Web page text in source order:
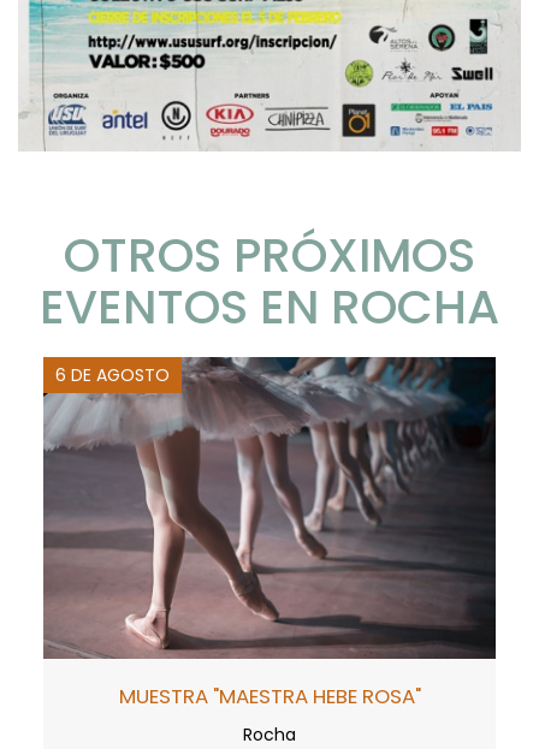
OTROS PRÓXIMOS
EVENTOS EN ROCHA
6 DE AGOSTO
MUESTRA "MAESTRA HEBE ROSA"
Rocha